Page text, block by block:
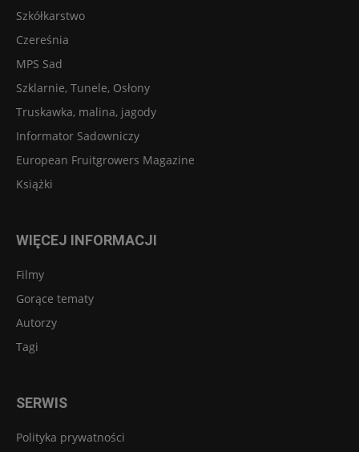
Szkółkarstwo
Czereśnia
MPS Sad
Szklarnie, Tunele, Osłony
Truskawka, malina, jagody
Informator Sadowniczy
European Fruitgrowers Magazine
Książki
WIĘCEJ INFORMACJI
Filmy
Gorące tematy
Autorzy
Tagi
SERWIS
Polityka prywatności